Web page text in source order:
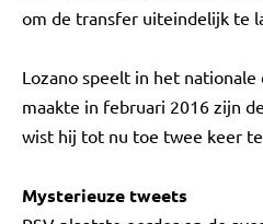
om de transfer uiteindelijk te
Lozano speelt in het
maakte in februari 2016 zijn
wist hij tot nu toe twee keer
Mysterieuze tweets